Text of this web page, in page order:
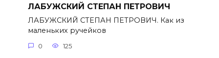
ЛАБУЖСКИЙ СТЕПАН ПЕТРОВИЧ
ЛАБУЖСКИЙ СТЕПАН ПЕТРОВИЧ. Как из
маленьких ручейков
0 125